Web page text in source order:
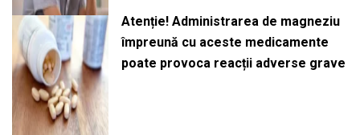
Atenție! Administrarea de magneziu
împreună cu aceste medicamente
poate provoca reacții adverse grave